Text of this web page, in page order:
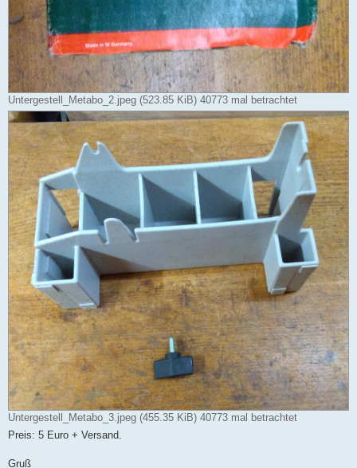
Untergestell_Metabo_2.jpeg (523.85 KiB) 40773 mal betrachtet
Untergestell_Metabo_3.jpeg (455.35 KiB) 40773 mal betrachtet
Preis: 5 Euro + Versand.
Gruß